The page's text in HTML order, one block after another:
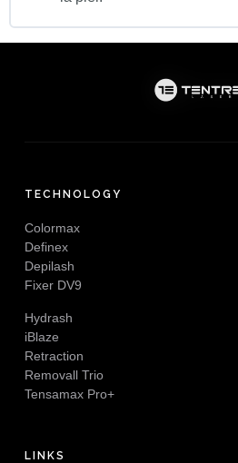
TECHNOLOGY
Colormax
Definex
Depilash
Fixer DV9
Hydrash
iBlaze
Retraction
Removall Trio
Tensamax Pro+
LINKS